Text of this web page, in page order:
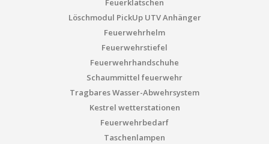
Feuerklatschen
Löschmodul PickUp UTV Anhänger
Feuerwehrhelm
Feuerwehrstiefel
Feuerwehrhandschuhe
Schaummittel feuerwehr
Tragbares Wasser-Abwehrsystem
Kestrel wetterstationen
Feuerwehrbedarf
Taschenlampen